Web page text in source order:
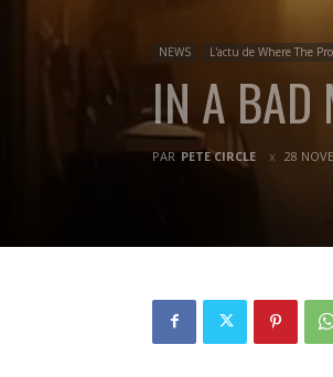
NEWS L'actu de Where The
IN A BAD
PAR PETE CIRCLE 28